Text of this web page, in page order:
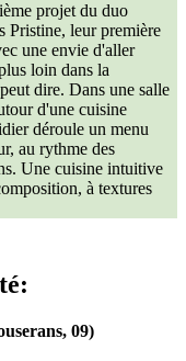
projet du duo
Pristine, leur première
une envie d'aller
loin dans la
dire. Dans une salle
d'une cuisine
déroule un menu
au rythme des
Une cuisine intuitive
à textures
09)